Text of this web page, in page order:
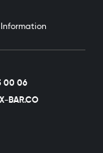
00 06
BAR.CO